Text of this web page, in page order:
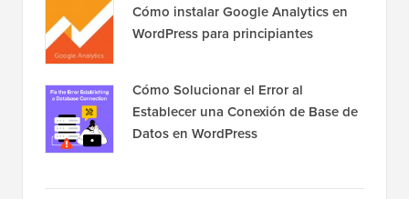
Cómo instalar Google Analytics en
WordPress para principiantes
Cómo Solucionar el Error al
Establecer una Conexión de Base de
Datos en WordPress